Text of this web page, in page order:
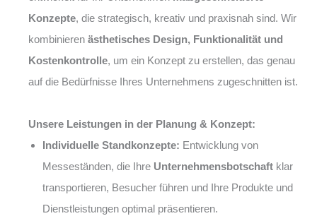
Konzepte, die strategisch, kreativ und praxisnah sind. Wir
kombinieren ästhetisches Design, Funktionalität und
Kostenkontrolle, um ein Konzept zu erstellen, das genau
auf die Bedürfnisse Ihres Unternehmens zugeschnitten ist.
Unsere Leistungen in der Planung & Konzept:
Individuelle Standkonzepte: Entwicklung von
Messeständen, die Ihre Unternehmensbotschaft klar
transportieren, Besucher führen und Ihre Produkte und
Dienstleistungen optimal präsentieren.